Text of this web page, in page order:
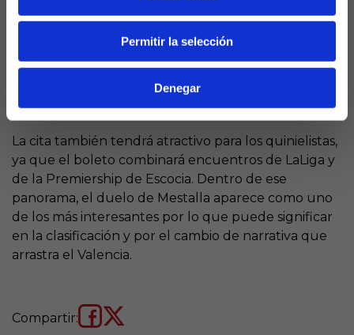
Permitir la selección
Denegar
El próximo jueves, el Valencia recibirá al Rayo en
Quinielaintersemanal. Será un choque con mucho
peso, porque una nueva victoria podría dejar a los
de Mestalla con Europa realmente al alcance.
La cita también tendrá atractivo para los quinielistas,
ya que el boleto combinará encuentros de LaLiga y
de la Premiership de Escocia. Dentro de ese
panorama, el duelo de Mestalla aparece como uno
de los más interesantes por lo que puede significar
en la clasificación y por el cambio de narrativa que
arrastra el Valencia.
Compartir: